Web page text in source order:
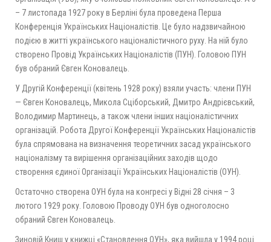
– 7 листопада 1927 року в Берліні була проведена Перша
Конференція Українських Націоналістів. Це було надзвичайною
подією в житті українського націоналістичного руху. На ній було
створено Провід Українських Націоналістів (ПУН). Головою ПУН
був обраний Євген Коновалець.
У Другій Конференції (квітень 1928 року) взяли участь: члени ПУН
— Євген Коновалець, Микола Сціборський, Дмитро Андрієвський,
Володимир Мартинець, а також члени інших націоналістичних
організацій. Робота Другої Конференції Українських Націоналістів
була спрямована на визначення теоретичних засад українського
націоналізму та вирішення організаційних заходів щодо
створення єдиної Організації Українських Націоналістів (ОУН).
Остаточно створена ОУН була на конгресі у Відні 28 січня – 3
лютого 1929 року. Головою Проводу ОУН був одноголосно
обраний Євген Коновалець.
Зиновій Книш у книжці «Становлення ОУН», яка вийшла у 1994 році